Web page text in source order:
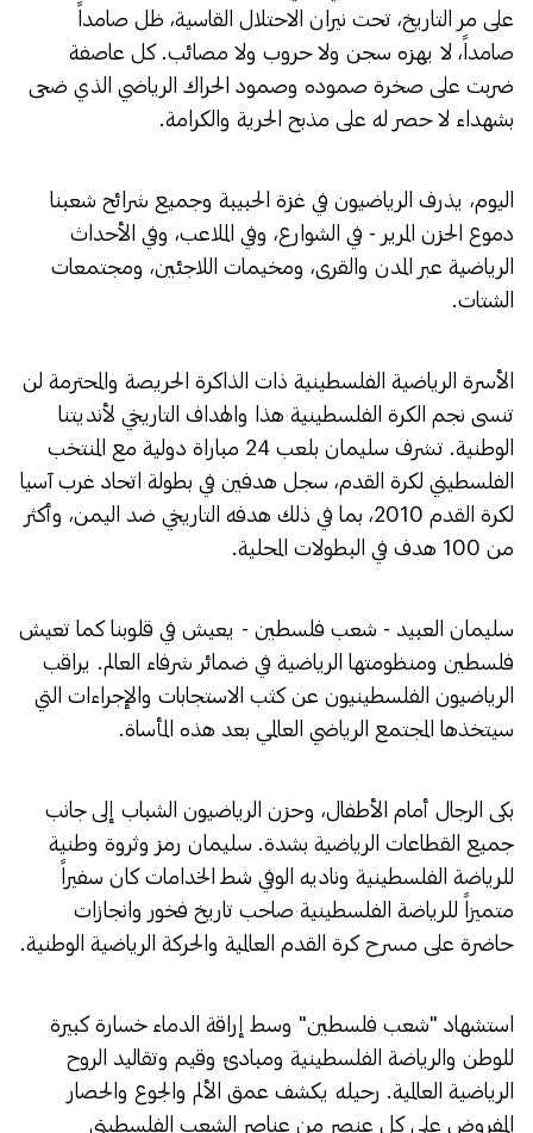
على مر التاريخ، تحت نيران الاحتلال القاسية، ظل صامداً
صامداً، لا يهزه سجن ولا حروب ولا مصائب. كل عاصفة
ضربت على صخرة صموده وصمود الحراك الرياضي الذي ضحى
بشهداء لا حصر له على مذبح الحرية والكرامة.
اليوم، يذرف الرياضيون في غزة الحبيبة وجميع شرائح شعبنا
دموع الحزن المرير - في الشوارع، وفي الملاعب، وفي الأحداث
الرياضية عبر المدن والقرى، ومخيمات اللاجئين، ومجتمعات
الشتات.
الأسرة الرياضية الفلسطينية ذات الذاكرة الحريصة والمحترمة لن
تنسى نجم الكرة الفلسطينية هذا والهداف التاريخي لأنديتنا
الوطنية. تشرف سليمان بلعب 24 مباراة دولية مع المنتخب
الفلسطيني لكرة القدم، سجل هدفين في بطولة اتحاد غرب آسيا
لكرة القدم 2010، بما في ذلك هدفه التاريخي ضد اليمن، وأكثر
من 100 هدف في البطولات المحلية.
سليمان العبيد - شعب فلسطين - يعيش في قلوبنا كما تعيش
فلسطين ومنظومتها الرياضية في ضمائر شرفاء العالم. يراقب
الرياضيون الفلسطينيون عن كثب الاستجابات والإجراءات التي
سيتخذها المجتمع الرياضي العالمي بعد هذه المأساة.
بكى الرجال أمام الأطفال، وحزن الرياضيون الشباب إلى جانب
جميع القطاعات الرياضية بشدة. سليمان رمز وثروة وطنية
للرياضة الفلسطينية وناديه الوفي شط الخدامات كان سفيراً
متميزاً للرياضة الفلسطينية صاحب تاريخ فخور وانجازات
حاضرة على مسرح كرة القدم العالمية والحركة الرياضية الوطنية.
استشهاد "شعب فلسطين" وسط إراقة الدماء خسارة كبيرة
للوطن والرياضة الفلسطينية ومبادئ وقيم وتقاليد الروح
الرياضية العالمية. رحيله يكشف عمق الألم والجوع والحصار
المفروض على كل عنصر من عناصر الشعب الفلسطيني